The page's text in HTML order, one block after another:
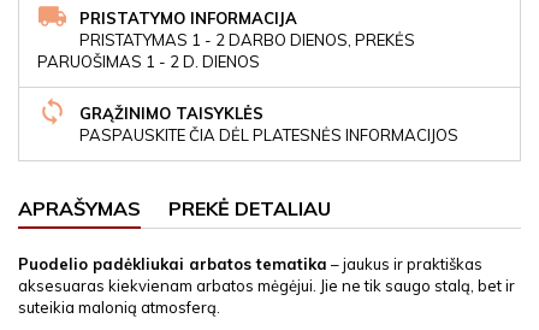
PRISTATYMO INFORMACIJA
PRISTATYMAS 1 - 2 DARBO DIENOS, PREKĖS
PARUOŠIMAS 1 - 2 D. DIENOS
GRĄŽINIMO TAISYKLĖS
PASPAUSKITE ČIA DĖL PLATESNĖS INFORMACIJOS
APRAŠYMAS PREKĖ DETALIAU
Puodelio padėkliukai arbatos tematika – jaukus ir praktiškas
aksesuaras kiekvienam arbatos mėgėjui. Jie ne tik saugo stalą, bet ir
suteikia malonią atmosferą.